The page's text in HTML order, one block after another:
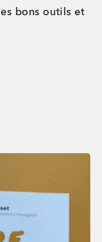
bons outils et